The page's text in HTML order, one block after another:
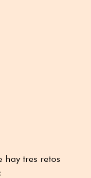
hay tres retos